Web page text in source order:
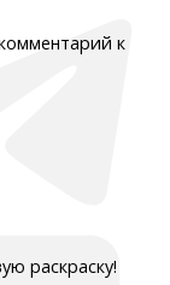
к
раскраску!